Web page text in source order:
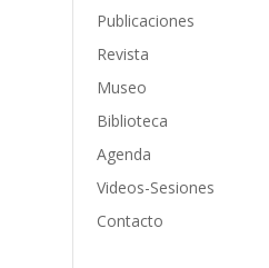
Publicaciones
Revista
Museo
Biblioteca
Agenda
Videos-Sesiones
Contacto